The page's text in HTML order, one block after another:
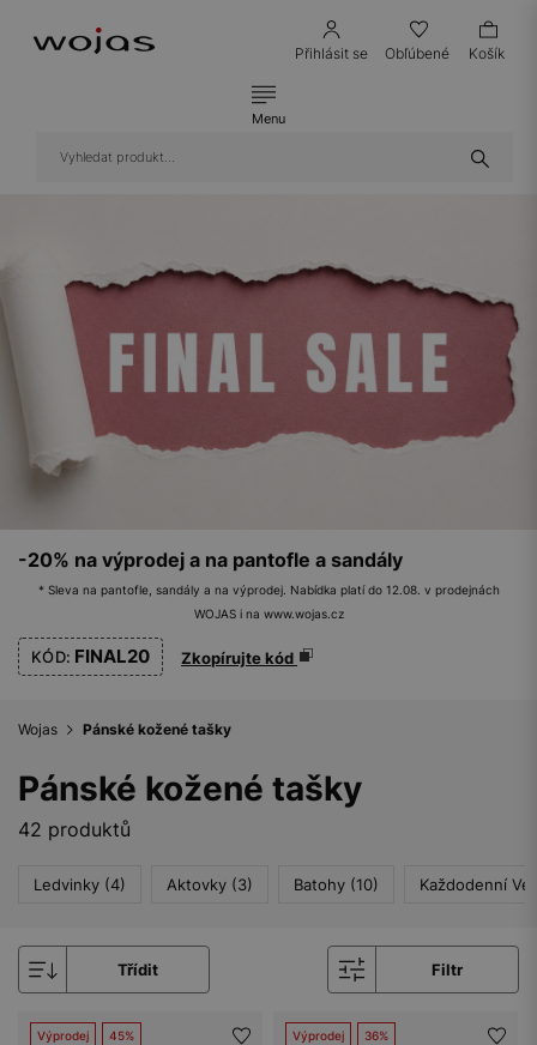
Přihlásit se Obľúbené Košík
Menu
-20% na výprodej a na pantofle a sandály
* Sleva na pantofle, sandály a na výprodej. Nabídka platí do 12.08. v prodejnách
WOJAS i na www.wojas.cz
KÓD: FINAL20 Zkopírujte kód
Wojas Pánské kožené tašky
Pánské kožené tašky
42 produktů
Ledvinky (4) Aktovky (3) Batohy (10) Každodenní
Třídit Filtr
Výprodej 45% Výprodej 36%